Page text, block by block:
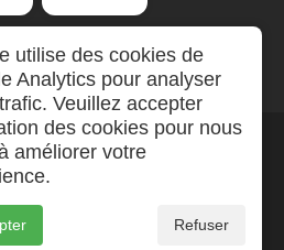
utilise des cookies de
Analytics pour analyser
Veuillez accepter
des cookies pour nous
améliorer votre
Refuser